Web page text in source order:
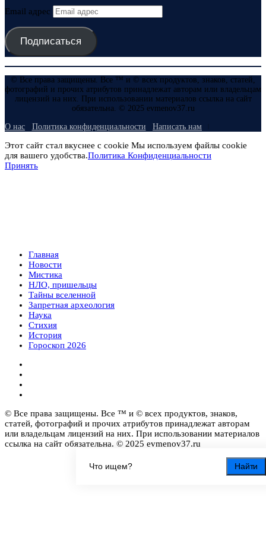
Найти
Email адрес
Подписаться
© Все права защищены. Все ™ и © всех продуктов, знаков, статей,
фотографий и прочих атрибутов принадлежат авторам или владельцам
лицензий на них. При использовании материалов ссылка на сайт
обязательна. © 2025 evmenov37.ru
О нас Политика конфиденциальности Написать нам
Этот сайт стал вкуснее с cookie Мы используем файлы cookie
для вашего удобства.Политика Конфиденциальности
Принять
Главная
Новости
Мистика
НЛО, пришельцы
Тайны вселенной
Запретная археология
Наука
Стихия
История
Гороскоп 2026
© Все права защищены. Все ™ и © всех продуктов, знаков,
статей, фотографий и прочих атрибутов принадлежат авторам
или владельцам лицензий на них. При использовании материалов
ссылка на сайт обязательна. © 2025 evmenov37.ru